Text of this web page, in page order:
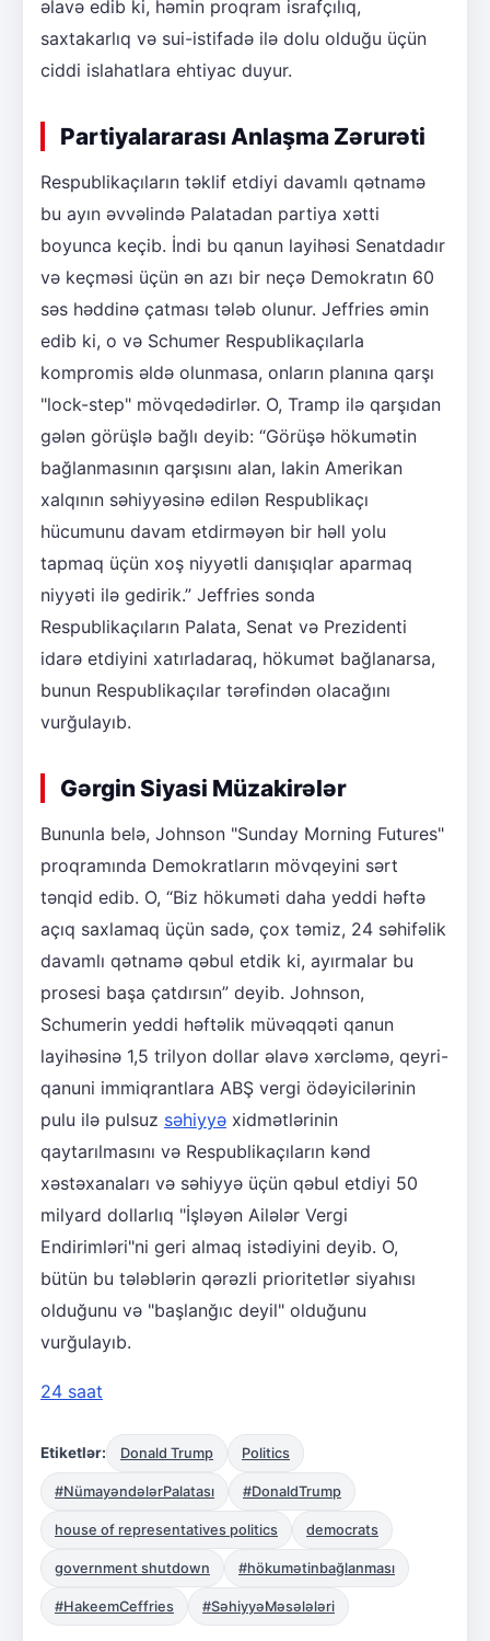
əlavə edib ki, həmin proqram israfçılıq,
saxtakarlıq və sui-istifadə ilə dolu olduğu üçün
ciddi islahatlara ehtiyac duyur.
Partiyalararası Anlaşma Zərurəti
Respublikaçıların təklif etdiyi davamlı qətnamə
bu ayın əvvəlində Palatadan partiya xətti
boyunca keçib. İndi bu qanun layihəsi Senatdadır
və keçməsi üçün ən azı bir neçə Demokratın 60
səs həddinə çatması tələb olunur. Jeffries əmin
edib ki, o və Schumer Respublikaçılarla
kompromis əldə olunmasa, onların planına qarşı
"lock-step" mövqedədirlər. O, Tramp ilə qarşıdan
gələn görüşlə bağlı deyib: “Görüşə hökumətin
bağlanmasının qarşısını alan, lakin Amerikan
xalqının səhiyyəsinə edilən Respublikaçı
hücumunu davam etdirməyən bir həll yolu
tapmaq üçün xoş niyyətli danışıqlar aparmaq
niyyəti ilə gedirik.” Jeffries sonda
Respublikaçıların Palata, Senat və Prezidenti
idarə etdiyini xatırladaraq, hökumət bağlanarsa,
bunun Respublikaçılar tərəfindən olacağını
vurğulayıb.
Gərgin Siyasi Müzakirələr
Bununla belə, Johnson "Sunday Morning Futures"
proqramında Demokratların mövqeyini sərt
tənqid edib. O, “Biz hökuməti daha yeddi həftə
açıq saxlamaq üçün sadə, çox təmiz, 24 səhifəlik
davamlı qətnamə qəbul etdik ki, ayırmalar bu
prosesi başa çatdırsın” deyib. Johnson,
Schumerin yeddi həftəlik müvəqqəti qanun
layihəsinə 1,5 trilyon dollar əlavə xərcləmə, qeyri-
qanuni immiqrantlara ABŞ vergi ödəyicilərinin
pulu ilə pulsuz səhiyyə xidmətlərinin
qaytarılmasını və Respublikaçıların kənd
xəstəxanaları və səhiyyə üçün qəbul etdiyi 50
milyard dollarlıq "İşləyən Ailələr Vergi
Endirimləri"ni geri almaq istədiyini deyib. O,
bütün bu tələblərin qərəzli prioritetlər siyahısı
olduğunu və "başlanğıc deyil" olduğunu
vurğulayıb.
24 saat
Etiketlər: Donald Trump Politics
#NümayəndələrPalatası #DonaldTrump
house of representatives politics democrats
government shutdown #hökumətinbağlanması
#HakeemCeffries #SəhiyyəMəsələləri